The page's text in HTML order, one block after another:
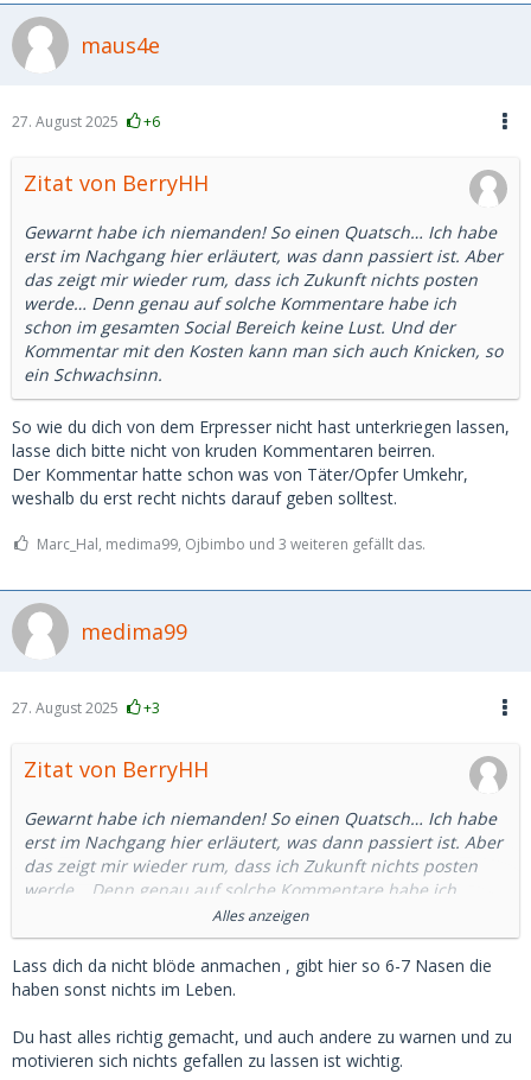
maus4e
27. August 2025 +6
Zitat von BerryHH
Gewarnt habe ich niemanden! So einen Quatsch… Ich habe
erst im Nachgang hier erläutert, was dann passiert ist. Aber
das zeigt mir wieder rum, dass ich Zukunft nichts posten
werde… Denn genau auf solche Kommentare habe ich
schon im gesamten Social Bereich keine Lust. Und der
Kommentar mit den Kosten kann man sich auch Knicken, so
ein Schwachsinn.
So wie du dich von dem Erpresser nicht hast unterkriegen lassen,
lasse dich bitte nicht von kruden Kommentaren beirren.
Der Kommentar hatte schon was von Täter/Opfer Umkehr,
weshalb du erst recht nichts darauf geben solltest.
Marc_Hal, medima99, Ojbimbo und 3 weiteren gefällt das.
medima99
27. August 2025 +3
Zitat von BerryHH
Gewarnt habe ich niemanden! So einen Quatsch… Ich habe
erst im Nachgang hier erläutert, was dann passiert ist. Aber
das zeigt mir wieder rum, dass ich Zukunft nichts posten
werde… Denn genau auf solche Kommentare habe ich
schon im gesamten Social Bereich keine Lust. Und der
Kommentar mit den Kosten kann man sich auch Knicken, so
ein Schwachsinn.
etwas wie Erpressung macht, dann kann er lesen, dass ich
mir so etwas nicht gefallen lasse.
Alles anzeigen
Lass dich da nicht blöde anmachen , gibt hier so 6-7 Nasen die
haben sonst nichts im Leben.
Du hast alles richtig gemacht, und auch andere zu warnen und zu
motivieren sich nichts gefallen zu lassen ist wichtig.